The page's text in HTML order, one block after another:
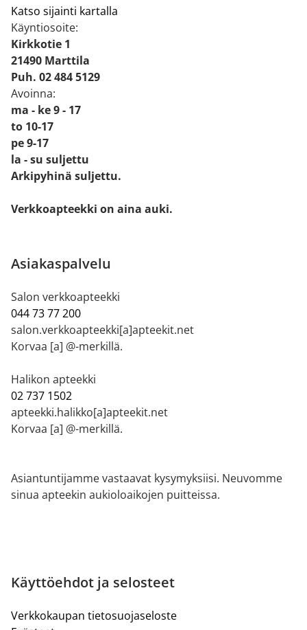
Katso sijainti kartalla
Käyntiosoite:
Kirkkotie 1
21490 Marttila
Puh. 02 484 5129
Avoinna:
ma - ke 9 - 17
to 10-17
pe 9-17
la - su suljettu
Arkipyhinä suljettu.
Verkkoapteekki on aina auki.
Asiakaspalvelu
Salon verkkoapteekki
044 73 77 200
salon.verkkoapteekki[a]apteekit.net
Korvaa [a] @-merkillä.
Halikon apteekki
02 737 1502
apteekki.halikko[a]apteekit.net
Korvaa [a] @-merkillä.
Asiantuntijamme vastaavat kysymyksiisi. Neuvomme
sinua apteekin aukioloaikojen puitteissa.
Käyttöehdot ja selosteet
Verkkokaupan tietosuojaseloste